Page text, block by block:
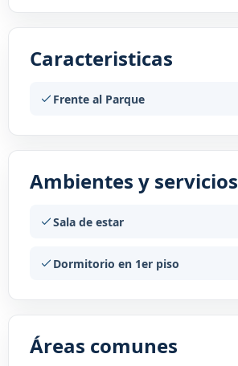
Caracteristicas
Frente al Parque
Ambientes y servicios
Sala de estar
Dormitorio en 1er piso
Áreas comunes